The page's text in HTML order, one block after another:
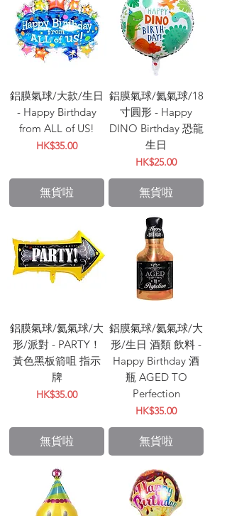
鋁膜氣球/大款/生日
- Happy Birthday
from ALL of US!
價格
HK$35.00
無貨啦
鋁膜氣球/氦氣球/18
寸圓形 - Happy
DINO Birthday 恐龍
生日
價格
HK$25.00
無貨啦
鋁膜氣球/氦氣球/大
形/派對 - PARTY！
黃色黑板箭咀 指示
牌
價格
HK$35.00
無貨啦
鋁膜氣球/氦氣球/大
形/生日 酒類 飲料 -
Happy Birthday 酒
瓶 AGED TO
Perfection
價格
HK$35.00
無貨啦